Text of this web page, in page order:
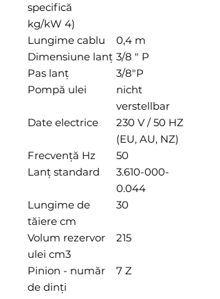
specifică
kg/kW 4)
Lungime cablu
0,4 m
Dimensiune lanţ 3/8 " P
Pas lanţ
3/8"P
Pompă ulei
nicht
verstellbar
Date electrice
230 V / 50 HZ
(EU, AU, NZ)
Frecvenţă Hz
50
Lanţ standard
3.610-000-
0.044
Lungime de
tăiere cm
30
Volum rezervor
ulei cm3
215
Pinion - număr
de dinți
7 Z